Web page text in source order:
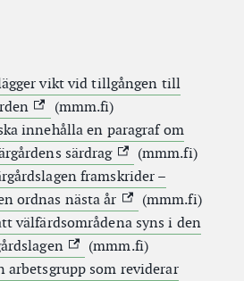
vikt vid tillgången till
(Extern link)
(mmm.fi)
innehålla en paragraf om
särdrag (Extern link)
(mmm.fi)
framskrider –
ordnas nästa år (Extern link)
(mmm.fi)
välfärdsområdena syns i den
(Extern link)
(mmm.fi)
arbetsgrupp som reviderar